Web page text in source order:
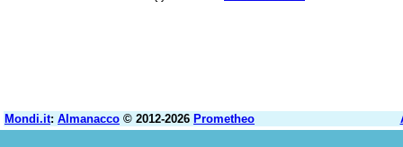
Mondi.it: Almanacco © 2012-2026 Prometheo